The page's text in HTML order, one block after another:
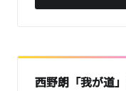
西野朗「我が道